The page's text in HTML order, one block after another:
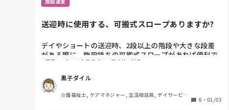
送迎時に使用する、可搬式スロープありますか?
デイやショートの送迎時、2段以上の階段や大きな段差
がある際に、施設持ちの可搬式スロープがあれば便利で
そのようなもの、ありますか?
送迎 ショートステイ デイサービス
黒子ダイル
介護福祉士, ケアマネジャー, 生活相談員, デイサービス,
6 ・ 01/03